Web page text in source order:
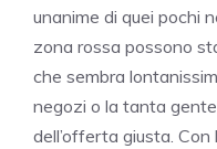
unanime di quei pochi
zona rossa possono
che sembra
negozi o la tanta gente
dell’offerta giusta.